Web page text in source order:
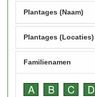
Plantages (Naam)
Plantages (Locaties)
Familienamen
A B C D